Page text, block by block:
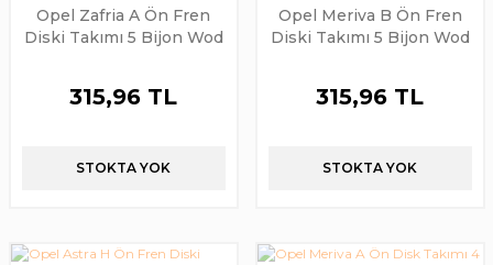
Opel Zafria A Ön Fren
Diski Takımı 5 Bijon Wod
315,96 TL
STOKTA YOK
Opel Meriva B Ön Fren
Diski Takımı 5 Bijon Wod
315,96 TL
STOKTA YOK